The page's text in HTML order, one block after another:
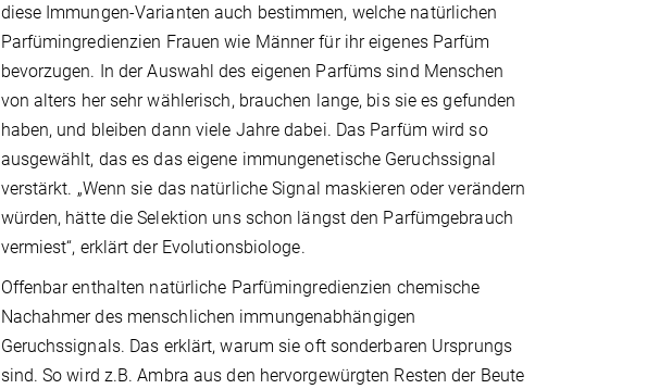
diese Immungen-Varianten auch bestimmen, welche natürlichen
Parfümingredienzien Frauen wie Männer für ihr eigenes Parfüm
bevorzugen. In der Auswahl des eigenen Parfüms sind Menschen
von alters her sehr wählerisch, brauchen lange, bis sie es gefunden
haben, und bleiben dann viele Jahre dabei. Das Parfüm wird so
ausgewählt, das es das eigene immungenetische Geruchssignal
verstärkt. „Wenn sie das natürliche Signal maskieren oder verändern
würden, hätte die Selektion uns schon längst den Parfümgebrauch
vermiest“, erklärt der Evolutionsbiologe.
Offenbar enthalten natürliche Parfümingredienzien chemische
Nachahmer des menschlichen immungenabhängigen
Geruchssignals. Das erklärt, warum sie oft sonderbaren Ursprungs
sind. So wird z.B. Ambra aus den hervorgewürgten Resten der Beute